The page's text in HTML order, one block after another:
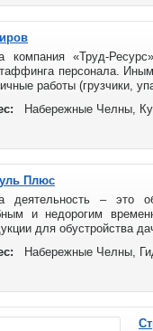
компания «Труд-
персонала.
работы (грузчики,
Набережные Челны,
Плюс
деятельность – это
и недорогим
для обустройства
Набережные Челны,